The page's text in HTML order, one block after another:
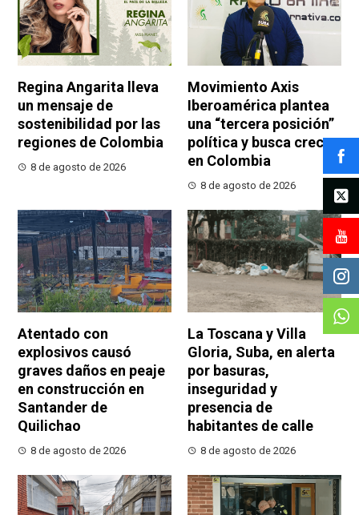
Regina Angarita lleva
un mensaje de
sostenibilidad por las
regiones de Colombia
8 de agosto de 2026
Movimiento Axis
Iberoamérica plantea
una “tercera posición”
política y busca crecer
en Colombia
8 de agosto de 2026
Atentado con
explosivos causó
graves daños en peaje
en construcción en
Santander de
Quilichao
8 de agosto de 2026
La Toscana y Villa
Gloria, Suba, en alerta
por basuras,
inseguridad y
presencia de
habitantes de calle
8 de agosto de 2026